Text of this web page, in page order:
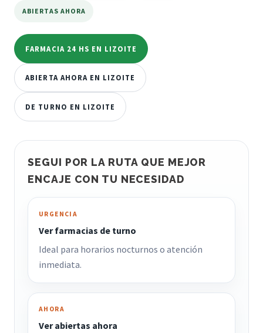
ABIERTAS AHORA
FARMACIA 24 HS EN LIZOITE
ABIERTA AHORA EN LIZOITE
DE TURNO EN LIZOITE
SEGUI POR LA RUTA QUE MEJOR
ENCAJE CON TU NECESIDAD
URGENCIA
Ver farmacias de turno
Ideal para horarios nocturnos o atención
inmediata.
AHORA
Ver abiertas ahora